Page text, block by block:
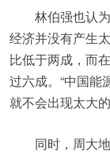
林伯强也认
经济并没有产生
比低于两成，而
过六成。“中国能
就不会出现太大
同时，周大